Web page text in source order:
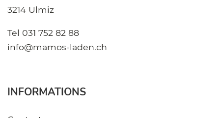
3214 Ulmiz
Tel 031 752 82 88
info@mamos-laden.ch
INFORMATIONS